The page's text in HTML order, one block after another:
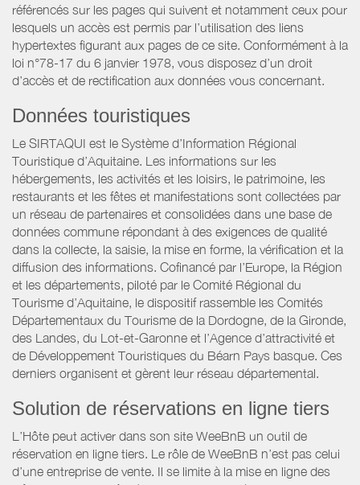
référencés sur les pages qui suivent et notamment ceux pour
lesquels un accès est permis par l’utilisation des liens
hypertextes figurant aux pages de ce site. Conformément à la
loi n°78-17 du 6 janvier 1978, vous disposez d’un droit
d’accès et de rectification aux données vous concernant.
Données touristiques
Le SIRTAQUI est le Système d’Information Régional
Touristique d’Aquitaine. Les informations sur les
hébergements, les activités et les loisirs, le patrimoine, les
restaurants et les fêtes et manifestations sont collectées par
un réseau de partenaires et consolidées dans une base de
données commune répondant à des exigences de qualité
dans la collecte, la saisie, la mise en forme, la vérification et la
diffusion des informations. Cofinancé par l’Europe, la Région
et les départements, piloté par le Comité Régional du
Tourisme d’Aquitaine, le dispositif rassemble les Comités
Départementaux du Tourisme de la Dordogne, de la Gironde,
des Landes, du Lot-et-Garonne et l’Agence d’attractivité et
de Développement Touristiques du Béarn Pays basque. Ces
derniers organisent et gèrent leur réseau départemental.
Solution de réservations en ligne tiers
L’Hôte peut activer dans son site WeeBnB un outil de
réservation en ligne tiers. Le rôle de WeeBnB n’est pas celui
d’une entreprise de vente. Il se limite à la mise en ligne des